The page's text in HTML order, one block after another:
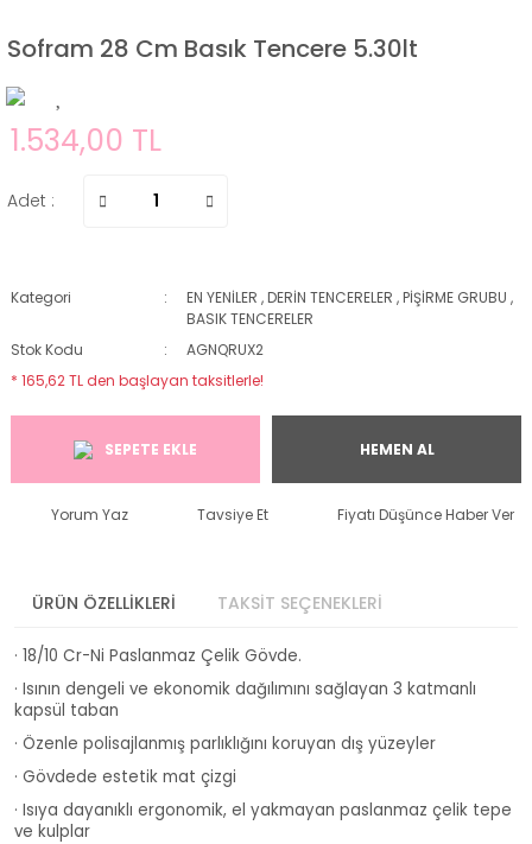
Sofram 28 Cm Basık Tencere 5.30lt
1.534,00 TL
Adet :
Kategori EN YENİLER ,DERİN TENCERELER ,PİŞİRME GRUBU ,
BASIK TENCERELER
Stok Kodu
AGNQRUX2
* 165,62 TL den başlayan taksitlerle!
SEPETE EKLE HEMEN AL
Yorum Yaz Tavsiye Et Fiyatı Düşünce Haber Ver
ÜRÜN ÖZELLİKLERİ TAKSİT SEÇENEKLERİ
· 18/10 Cr-Ni Paslanmaz Çelik Gövde.
· Isının dengeli ve ekonomik dağılımını sağlayan 3 katmanlı
kapsül taban
· Özenle polisajlanmış parlıklığını koruyan dış yüzeyler
· Gövdede estetik mat çizgi
· Isıya dayanıklı ergonomik, el yakmayan paslanmaz çelik tepe
ve kulplar